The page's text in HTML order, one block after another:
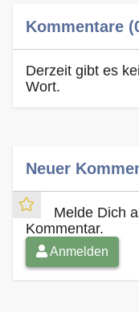
Kommentare
Derzeit gibt es
Wort.
Neuer
Melde Dich
Kommentar.
Anmelden